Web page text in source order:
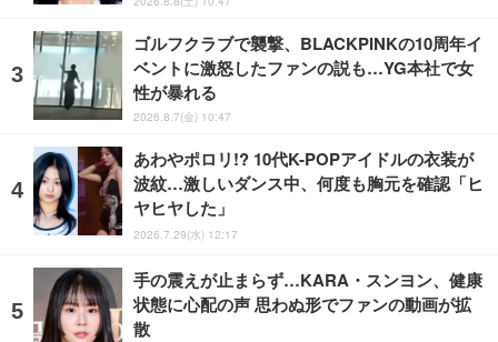
ゴルフクラブで襲撃、BLACKPINKの10周年イ
ベントに激怒したファンの説も…YG本社で女
性が暴れる
2026.8.7(金) 10:47
あわやポロリ!? 10代K-POPアイドルの衣装が
波紋…激しいダンス中、何度も胸元を確認「ヒ
ヤヒヤした」
2026.7.29(水) 12:17
手の震えが止まらず…KARA・スンヨン、健康
状態に心配の声 思わぬ形でファンの動画が拡
散